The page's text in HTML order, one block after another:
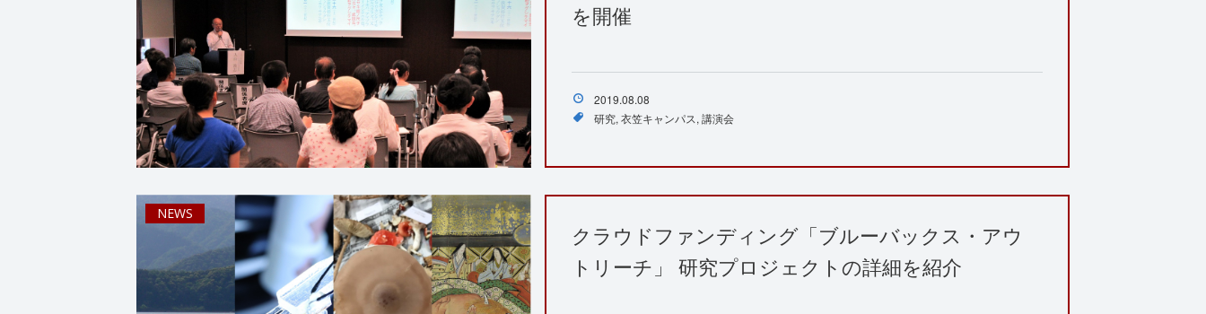
を開催
2019.08.08
研究 衣笠キャンパス 講演会
NEWS
クラウドファンディング「ブルーバックス・アウ
トリーチ」 研究プロジェクトの詳細を紹介